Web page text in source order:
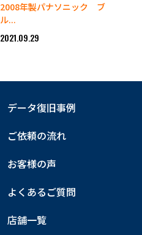
2008年製パナソニック ブ
ル...
2021.09.29
データ復旧事例
ご依頼の流れ
お客様の声
よくあるご質問
店舗一覧